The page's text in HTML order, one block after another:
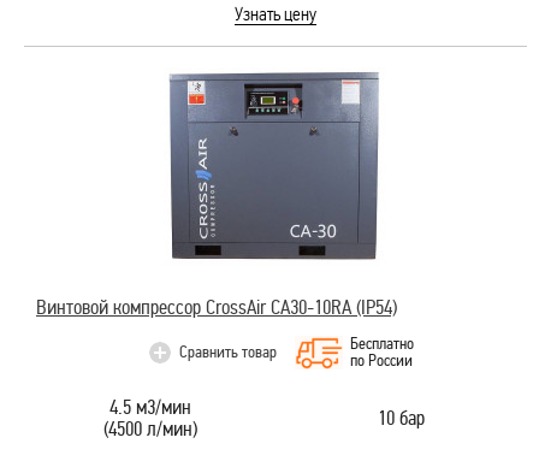
Узнать цену
Винтовой компрессор CrossAir CA30-10RA (IP54)
Сравнить товар
Бесплатно
по России
4.5 м3/мин
(4500 л/мин)
10 бар